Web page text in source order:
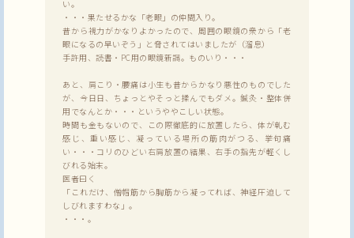
い。
・・・果たせるかな「老眼」の仲間入り。
昔から視力がかなりよかったので、周囲の眼鏡の衆から「老
眼になるの早いぞう」と脅されてはいましたが（溜息）
手許用、読書・PC用の眼鏡新調。ものいり・・・
あと、肩こり・腰痛は小生も昔からかなり悪性のものでした
が、今日日、ちょっとやそっと揉んでもダメ。鍼灸・整体併
用でなんとか・・・というややこしい状態。
時間も金もないので、この際徹底的に放置したら、体が軋む
感じ、重い感じ、凝っている場所の筋肉がつる、挙句痛
い・・・コリのひどい右肩放置の結果、右手の指先が軽くし
びれる始末。
医者曰く
「これだけ、僧帽筋から胸筋から凝ってれば、神経圧迫して
しびれますわな」。
・・・。